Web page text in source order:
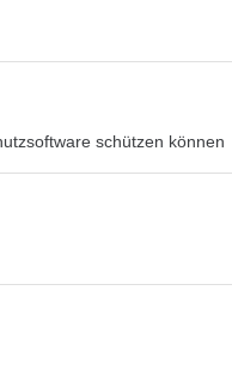
schützen können